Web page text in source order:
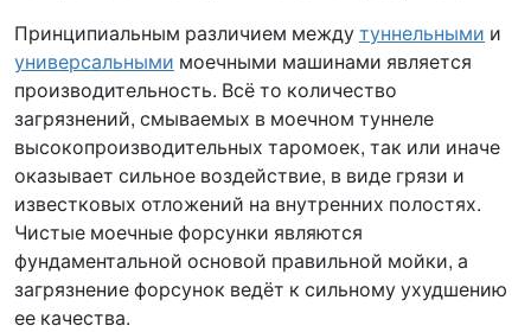
Принципиальным различием междутуннельными и
универсальными моечными машинами является
производительность. Всё то количество
загрязнений, смываемых в моечном туннеле
высокопроизводительных таромоек, так или иначе
оказывает сильное воздействие, в виде грязи и
известковых отложений на внутренних полостях.
Чистые моечные форсунки являются
фундаментальной основой правильной мойки, а
загрязнение форсунок ведёт к сильному ухудшению
ее качества.